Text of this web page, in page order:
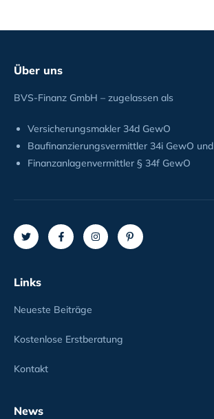
Über uns
BVS-Finanz GmbH – zugelassen als
Versicherungsmakler 34d GewO
Baufinanzierungsvermittler 34i GewO und
Finanzanlagenvermittler § 34f GewO
Links
Neueste Beiträge
Kostenlose Erstberatung
Kontakt
News